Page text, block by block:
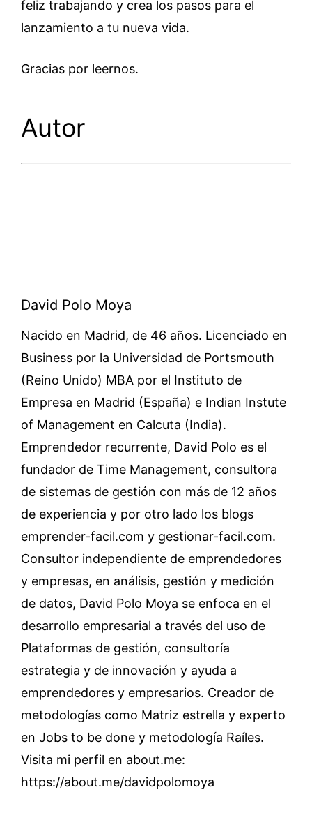
feliz trabajando y crea los pasos para el
lanzamiento a tu nueva vida.
Gracias por leernos.
Autor
David Polo Moya
Nacido en Madrid, de 46 años. Licenciado en
Business por la Universidad de Portsmouth
(Reino Unido) MBA por el Instituto de
Empresa en Madrid (España) e Indian Instute
of Management en Calcuta (India).
Emprendedor recurrente, David Polo es el
fundador de Time Management, consultora
de sistemas de gestión con más de 12 años
de experiencia y por otro lado los blogs
emprender-facil.com y gestionar-facil.com.
Consultor independiente de emprendedores
y empresas, en análisis, gestión y medición
de datos, David Polo Moya se enfoca en el
desarrollo empresarial a través del uso de
Plataformas de gestión, consultoría
estrategia y de innovación y ayuda a
emprendedores y empresarios. Creador de
metodologías como Matriz estrella y experto
en Jobs to be done y metodología Raíles.
Visita mi perfil en about.me:
https://about.me/davidpolomoya